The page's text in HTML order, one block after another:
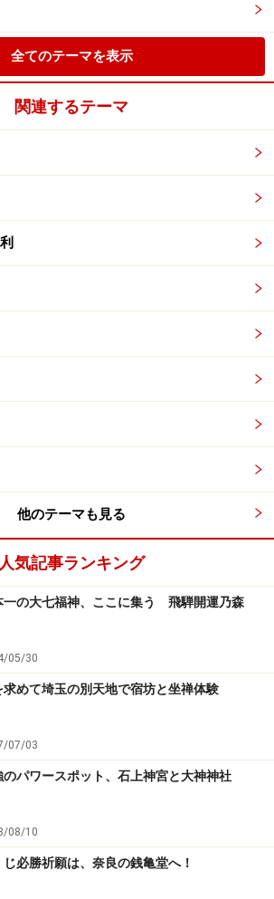
全てのテーマを表示
関連するテーマ
他のテーマも見る
人気記事ランキング
一の大七福神、ここに集う 飛騨開運乃森
05/30
求めて埼玉の別天地で宿坊と坐禅体験
07/03
のパワースポット、石上神宮と大神神社
08/10
じ必勝祈願は、奈良の銭亀堂へ！